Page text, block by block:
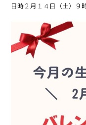
日時２月１４日（土）９